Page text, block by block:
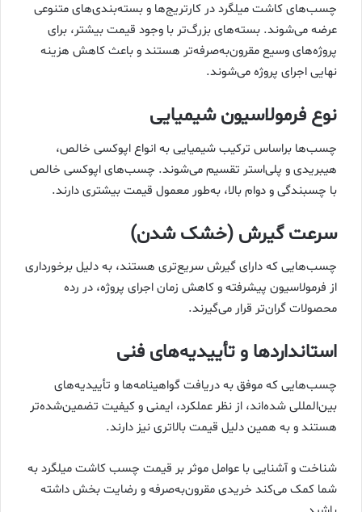
چسب‌های کاشت میلگرد در کارتریج‌ها و بسته‌بندی‌های متنوعی
عرضه می‌شوند. بسته‌های بزرگ‌تر با وجود قیمت بیشتر، برای
پروژه‌های وسیع مقرون‌به‌صرفه‌تر هستند و باعث کاهش هزینه
نهایی اجرای پروژه می‌شوند.
نوع فرمولاسیون شیمیایی
چسب‌ها براساس ترکیب شیمیایی به انواع اپوکسی خالص،
هیبریدی و پلی‌استر تقسیم می‌شوند. چسب‌های اپوکسی خالص
با چسبندگی و دوام بالا، به‌طور معمول قیمت بیشتری دارند.
سرعت گیرش (خشک شدن)
چسب‌هایی که دارای گیرش سریع‌تری هستند، به دلیل برخورداری
از فرمولاسیون پیشرفته و کاهش زمان اجرای پروژه، در رده
محصولات گران‌تر قرار می‌گیرند.
استانداردها و تأییدیه‌های فنی
چسب‌هایی که موفق به دریافت گواهینامه‌ها و تأییدیه‌های
بین‌المللی شده‌اند، از نظر عملکرد، ایمنی و کیفیت تضمین‌شده‌تر
هستند و به همین دلیل قیمت بالاتری نیز دارند.
شناخت و آشنایی با عوامل موثر بر قیمت چسب کاشت میلگرد به
شما کمک می‌کند خریدی مقرون‌به‌صرفه و رضایت بخش داشته